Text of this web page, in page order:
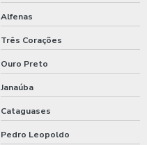
Alfenas
Três Corações
Ouro Preto
Janaúba
Cataguases
Pedro Leopoldo